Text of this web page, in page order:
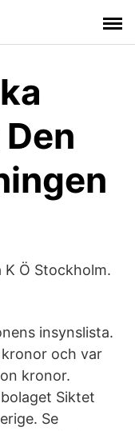
K Ö Stockholm.
insynslista.
och var
kronor.
Siktet
Se